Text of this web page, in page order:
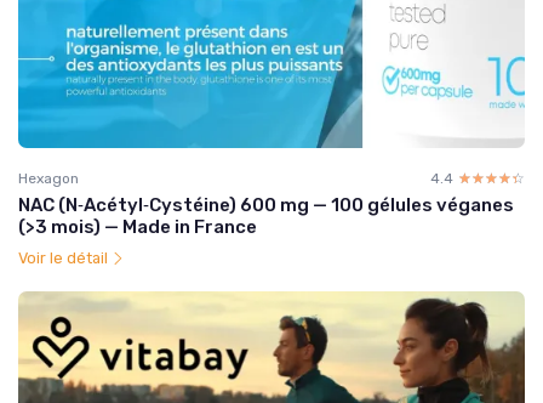
Hexagon 4.4 ☆☆☆☆☆
★★★★★
NAC (N‑Acétyl‑Cystéine) 600 mg — 100 gélules véganes
(>3 mois) — Made in France
Voir le détail